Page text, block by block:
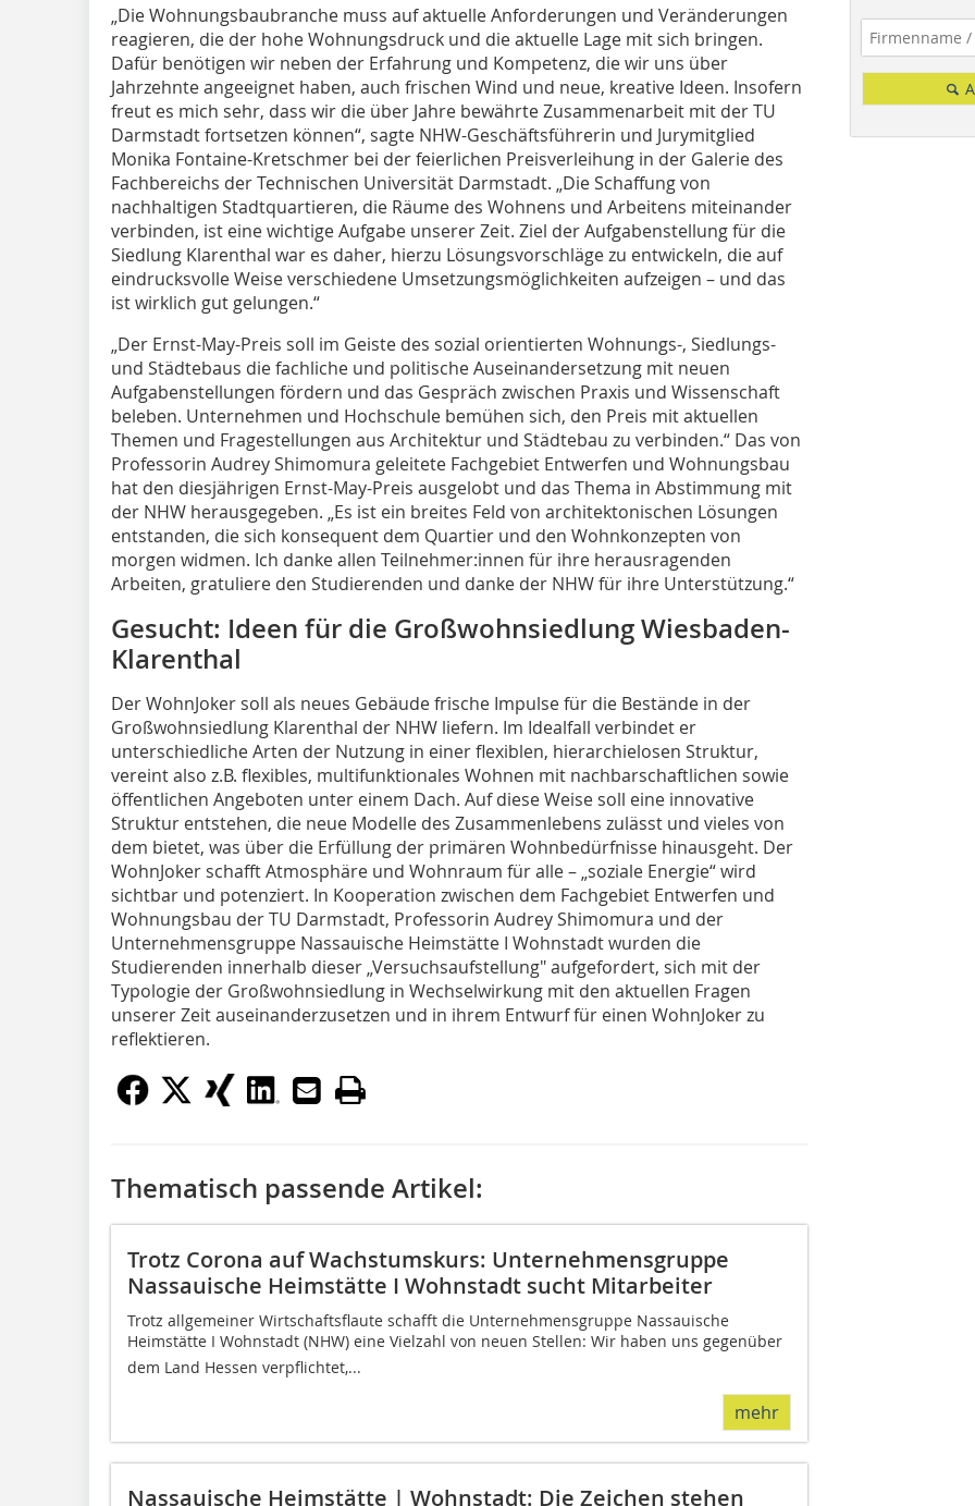
„Die Wohnungsbaubranche muss auf aktuelle Anforderungen und Veränderungen
reagieren, die der hohe Wohnungsdruck und die aktuelle Lage mit sich bringen.
Dafür benötigen wir neben der Erfahrung und Kompetenz, die wir uns über
Jahrzehnte angeeignet haben, auch frischen Wind und neue, kreative Ideen. Insofern
freut es mich sehr, dass wir die über Jahre bewährte Zusammenarbeit mit der TU
Darmstadt fortsetzen können“, sagte NHW-Geschäftsführerin und Jurymitglied
Monika Fontaine-Kretschmer bei der feierlichen Preisverleihung in der Galerie des
Fachbereichs der Technischen Universität Darmstadt. „Die Schaffung von
nachhaltigen Stadtquartieren, die Räume des Wohnens und Arbeitens miteinander
verbinden, ist eine wichtige Aufgabe unserer Zeit. Ziel der Aufgabenstellung für die
Siedlung Klarenthal war es daher, hierzu Lösungsvorschläge zu entwickeln, die auf
eindrucksvolle Weise verschiedene Umsetzungsmöglichkeiten aufzeigen – und das
ist wirklich gut gelungen.“
„Der Ernst-May-Preis soll im Geiste des sozial orientierten Wohnungs-, Siedlungs-
und Städtebaus die fachliche und politische Auseinandersetzung mit neuen
Aufgabenstellungen fördern und das Gespräch zwischen Praxis und Wissenschaft
beleben. Unternehmen und Hochschule bemühen sich, den Preis mit aktuellen
Themen und Fragestellungen aus Architektur und Städtebau zu verbinden.“ Das von
Professorin Audrey Shimomura geleitete Fachgebiet Entwerfen und Wohnungsbau
hat den diesjährigen Ernst-May-Preis ausgelobt und das Thema in Abstimmung mit
der NHW herausgegeben. „Es ist ein breites Feld von architektonischen Lösungen
entstanden, die sich konsequent dem Quartier und den Wohnkonzepten von
morgen widmen. Ich danke allen Teilnehmer:innen für ihre herausragenden
Arbeiten, gratuliere den Studierenden und danke der NHW für ihre Unterstützung.“
Gesucht: Ideen für die Großwohnsiedlung Wiesbaden-
Klarenthal
Der WohnJoker soll als neues Gebäude frische Impulse für die Bestände in der
Großwohnsiedlung Klarenthal der NHW liefern. Im Idealfall verbindet er
unterschiedliche Arten der Nutzung in einer flexiblen, hierarchielosen Struktur,
vereint also z.B. flexibles, multifunktionales Wohnen mit nachbarschaftlichen sowie
öffentlichen Angeboten unter einem Dach. Auf diese Weise soll eine innovative
Struktur entstehen, die neue Modelle des Zusammenlebens zulässt und vieles von
dem bietet, was über die Erfüllung der primären Wohnbedürfnisse hinausgeht. Der
WohnJoker schafft Atmosphäre und Wohnraum für alle – „soziale Energie“ wird
sichtbar und potenziert. In Kooperation zwischen dem Fachgebiet Entwerfen und
Wohnungsbau der TU Darmstadt, Professorin Audrey Shimomura und der
Unternehmensgruppe Nassauische Heimstätte I Wohnstadt wurden die
Studierenden innerhalb dieser „Versuchsaufstellung" aufgefordert, sich mit der
Typologie der Großwohnsiedlung in Wechselwirkung mit den aktuellen Fragen
unserer Zeit auseinanderzusetzen und in ihrem Entwurf für einen WohnJoker zu
reflektieren.
Thematisch passende Artikel:
Trotz Corona auf Wachstumskurs: Unternehmensgruppe
Nassauische Heimstätte I Wohnstadt sucht Mitarbeiter
Trotz allgemeiner Wirtschaftsflaute schafft die Unternehmensgruppe Nassauische
Heimstätte I Wohnstadt (NHW) eine Vielzahl von neuen Stellen: Wir haben uns gegenüber
dem Land Hessen verpflichtet,...
mehr
Nassauische Heimstätte | Wohnstadt: Die Zeichen stehen